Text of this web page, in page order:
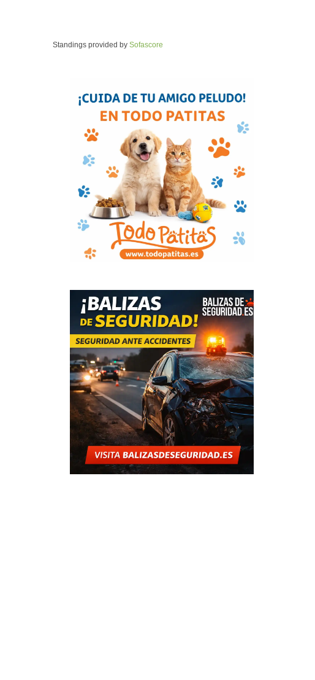
Standings provided by Sofascore